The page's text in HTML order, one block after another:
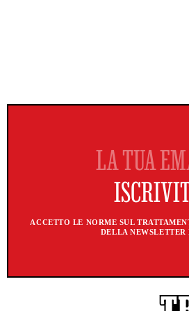
ACCETTO LE NORME SUL
DELLA NEWSLETTER